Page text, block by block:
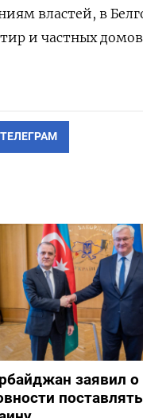
властей, в
и частных
заявил о